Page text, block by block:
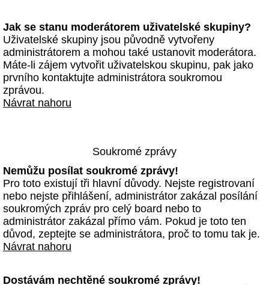
Jak se stanu moderátorem uživatelské skupiny?
Uživatelské skupiny jsou původně vytvořeny
administrátorem a mohou také ustanovit moderátora.
Máte-li zájem vytvořit uživatelskou skupinu, pak jako
prvního kontaktujte administrátora soukromou
zprávou.
Návrat nahoru
Soukromé zprávy
Nemůžu posílat soukromé zprávy!
Pro toto existují tři hlavní důvody. Nejste registrovaní
nebo nejste přihlášení, administrátor zakázal posílání
soukromých zpráv pro celý board nebo to
administrátor zakázal přímo vám. Pokud je toto ten
důvod, zeptejte se administrátora, proč to tomu tak je.
Návrat nahoru
Dostávám nechtěné soukromé zprávy!